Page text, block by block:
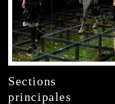
Sections
principales